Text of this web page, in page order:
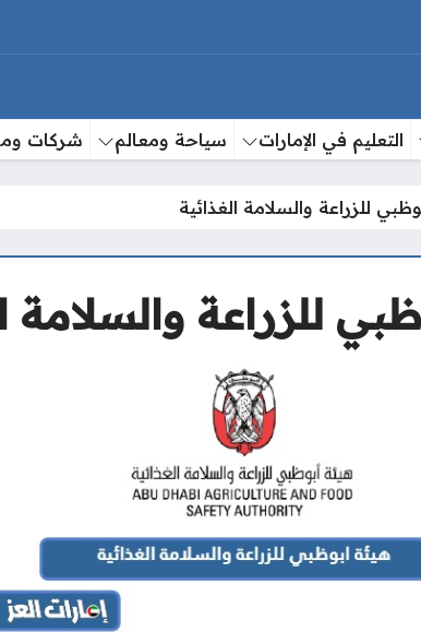
التعليم في الإمارات سياحة ومعالم شركات
للزراعة والسلامة الغذائية
للزراعة والسلامة